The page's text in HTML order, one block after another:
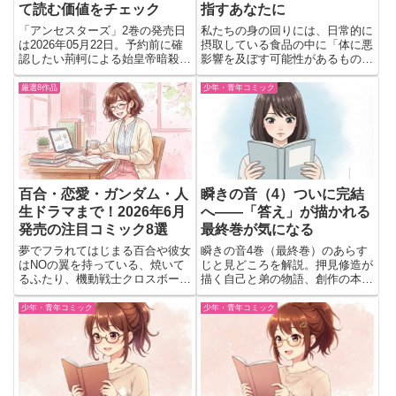
て読む価値をチェック
「アンセスターズ」2巻の発売日
は2026年05月22日。予約前に確
認したい荊軻による始皇帝暗殺の
試みや群像劇としての魅力を含め
て内容を解説。
指すあなたに
私たちの身の回りには、日常的に
摂取している食品の中に「体に悪
影響を及ぼす可能性があるもの」
が含まれています。『四毒抜きの
すすめ』（吉野敏明 著）は、小
麦・植物油・乳製品・甘いものと
いう“4つの毒”を避ける食生活を
提唱する一冊です。実際に読ん...
厳選8作品
百合・恋愛・ガンダム・人
生ドラマまで！2026年6月
発売の注目コミック8選
夢でフラれてはじまる百合や彼女
はNOの翼を持っている、焼いて
るふたり、機動戦士クロスボー
ン・ガンダム ゼーロイバーなど
2026年6月発売の注目コミック8
作品を紹介。恋愛、百合、異世
界、人生ドラマ、ガンダム作品ま
で幅広いジャンルの新刊情報をま
とめました。
少年・青年コミック
瞬きの音（4）ついに完結
へ――「答え」が描かれる
最終巻が気になる
瞬きの音4巻（最終巻）のあらす
じと見どころを解説。押見修造が
描く自己と弟の物語、創作の本質
に迫る衝撃の結末とテーマを詳し
く紹介。
少年・青年コミック 少年・青年コミック